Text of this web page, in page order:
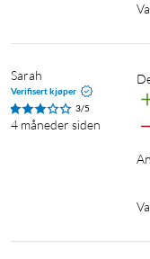
Sarah
Verifisert kjøper
3/5
4 måneder siden